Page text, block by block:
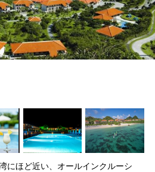
にほど近い、オールインクルーシ